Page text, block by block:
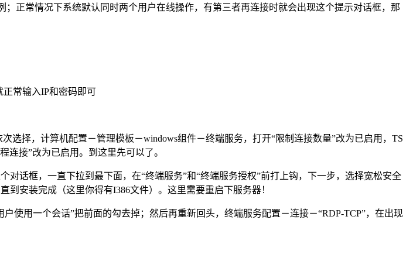
正常情况下系统默认同时两个用户在线操作，有第三者再连接时就会出现这个提示对话框，那
正常输入IP和密码即可
择，计算机配置－管理模板－windows组件－终端服务，打开“限制连接数量”改为已启用，TS
连接”改为已启用。到这里先可以了。
话框，一直下拉到最下面，在“终端服务”和“终端服务授权”前打上钩，下一步，选择宽松安全
安装完成（这里你得有I386文件）。这里需要重启下服务器！
用一个会话”把前面的勾去掉；然后再重新回头，终端服务配置－连接－“RDP-TCP”，在出现